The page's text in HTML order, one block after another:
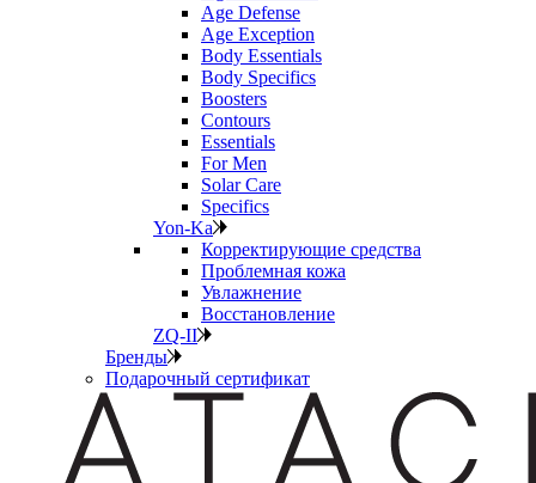
Age Defense
Age Exception
Body Essentials
Body Specifics
Boosters
Contours
Essentials
For Men
Solar Care
Specifics
Yon-Ka
Корректирующие средства
Проблемная кожа
Увлажнение
Восстановление
ZQ-II
Бренды
Подарочный сертификат